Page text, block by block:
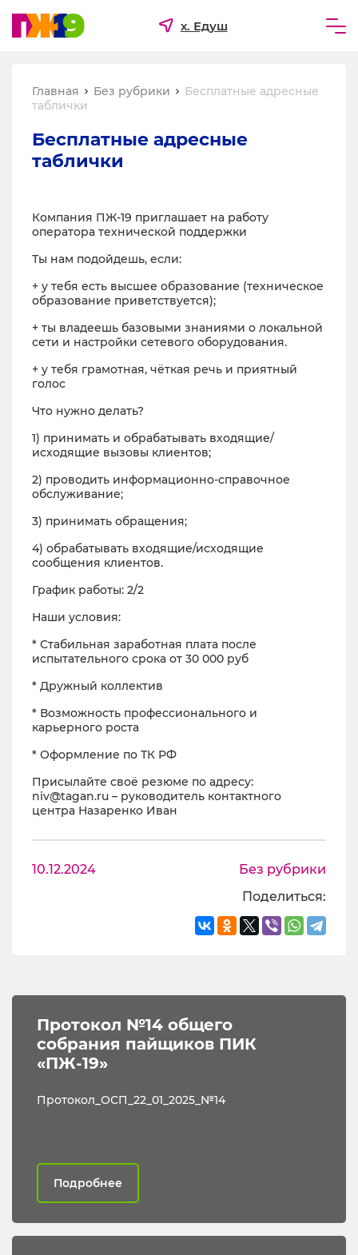
х. Едуш
Бизнесу
Для ТСЖ и УК
О компании
Главная Без рубрики
Бесплатные адресные
таблички
Бесплатные адресные
таблички
Компания ПЖ-19 приглашает на работу
оператора технической поддержки
Ты нам подойдешь, если:
+ у тебя есть высшее образование (техническое
образование приветствуется);
+ ты владеешь базовыми знаниями о локальной
сети и настройки сетевого оборудования.
+ у тебя грамотная, чёткая речь и приятный
голос
Что нужно делать?
1) принимать и обрабатывать входящие/
исходящие вызовы клиентов;
2) проводить информационно-справочное
обслуживание;
3) принимать обращения;
4) обрабатывать входящие/исходящие
сообщения клиентов.
График работы: 2/2
Наши условия:
* Стабильная заработная плата после
испытательного срока от 30 000 руб
* Дружный коллектив
* Возможность профессионального и
карьерного роста
* Оформление по ТК РФ
Присылайте своё резюме по адресу:
niv@tagan.ru – руководитель контактного
центра Назаренко Иван
10.12.2024
Без рубрики
Поделиться:
Протокол №14 общего
собрания пайщиков ПИК
«ПЖ-19»
Протокол_ОСП_22_01_2025_№14
Подробнее